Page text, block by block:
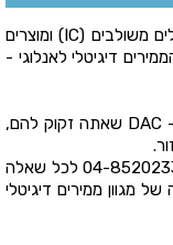
טלמיר אלקטרוניקה בע"מ מייבאת ומשווקת מעגלים משולבים (IC) ומוצרים
את מגוון הממירים דיגיטלי לאנלוגי -
במידה ולא מצאת את הממירים דיגיטלי לאנלוגי - DAC שאתה זקוק להם,
04- לכל שאלה
מגוון ממירים דיגיטלי